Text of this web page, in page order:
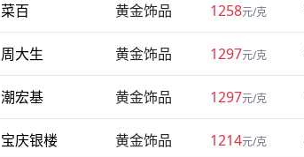
菜百 黄金饰品 1258元/克
周大生 黄金饰品 1297元/克
潮宏基 黄金饰品 1297元/克
宝庆银楼 黄金饰品 1214元/克